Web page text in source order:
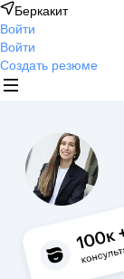
Беркакит
Войти
Войти
Создать резюме